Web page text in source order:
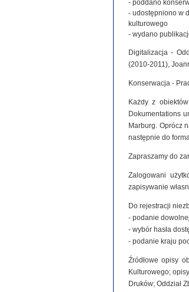
- poddano
- udostępniono w
kulturowego
- wydano
Digitalizacja -
(2010-2011),
Konserwacja -
Każdy z
Dokumentations
Marburg. Oprócz
następnie do
Zapraszamy do
Zalogowani
zapisywanie
Do rejestracji
- podanie
- wybór hasła
- podanie kraju
Źródłowe opisy
Kulturowego;
Druków; Oddział